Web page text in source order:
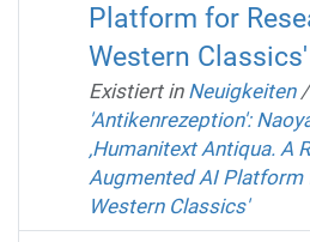
Platform for
Western Classics'
Existiert in Neuigkeiten
'Antikenrezeption':
‚Humanitext Antiqua. A
Augmented AI Platform
Western Classics'